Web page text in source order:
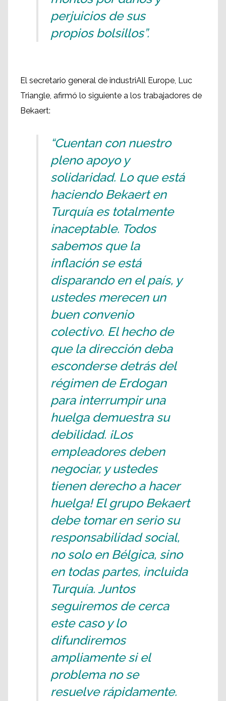
perjuicios de sus
propios bolsillos”.
El secretario general de industriAll Europe, Luc
Triangle, afirmó lo siguiente a los trabajadores de
Bekaert:
“Cuentan con nuestro
pleno apoyo y
solidaridad. Lo que está
haciendo Bekaert en
Turquía es totalmente
inaceptable. Todos
sabemos que la
inflación se está
disparando en el país, y
ustedes merecen un
buen convenio
colectivo. El hecho de
que la dirección deba
esconderse detrás del
régimen de Erdogan
para interrumpir una
huelga demuestra su
debilidad. ¡Los
empleadores deben
negociar, y ustedes
tienen derecho a hacer
huelga! El grupo Bekaert
debe tomar en serio su
responsabilidad social,
no solo en Bélgica, sino
en todas partes, incluida
Turquía. Juntos
seguiremos de cerca
este caso y lo
difundiremos
ampliamente si el
problema no se
resuelve rápidamente.